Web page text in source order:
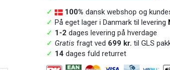
✓ 100% dansk webshop og
✓ På eget lager i Danmark til levering
✓ 1-2 dages levering på hverdage
✓ Gratis fragt ved 699 kr. til GLS
✓ 14dages fuld returret